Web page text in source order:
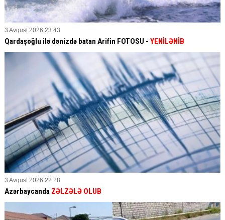
3 Avqust 2026 23:43
Qardaşoğlu ilə dənizdə batan Arifin FOTOSU - YENİLƏNİB
3 Avqust 2026 22:28
Azərbaycanda ZƏLZƏLƏ OLUB